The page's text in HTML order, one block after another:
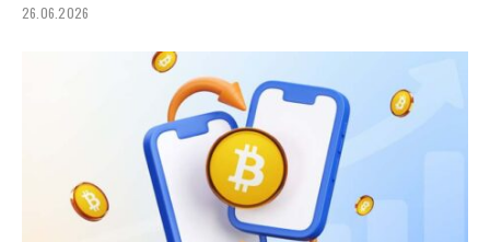
26.06.2026